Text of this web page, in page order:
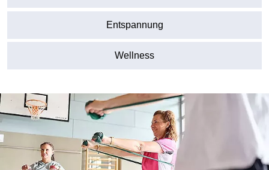
Entspannung
Wellness